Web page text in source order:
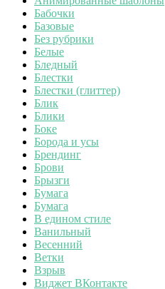
Бабочки
Базовые
Без рубрики
Белые
Бледный
Блестки
Блестки (глиттер)
Блик
Блики
Боке
Борода и усы
Брендинг
Брови
Брызги
Бумага
Бумага
В едином стиле
Ванильный
Весенний
Ветки
Взрыв
Виджет ВКонтакте